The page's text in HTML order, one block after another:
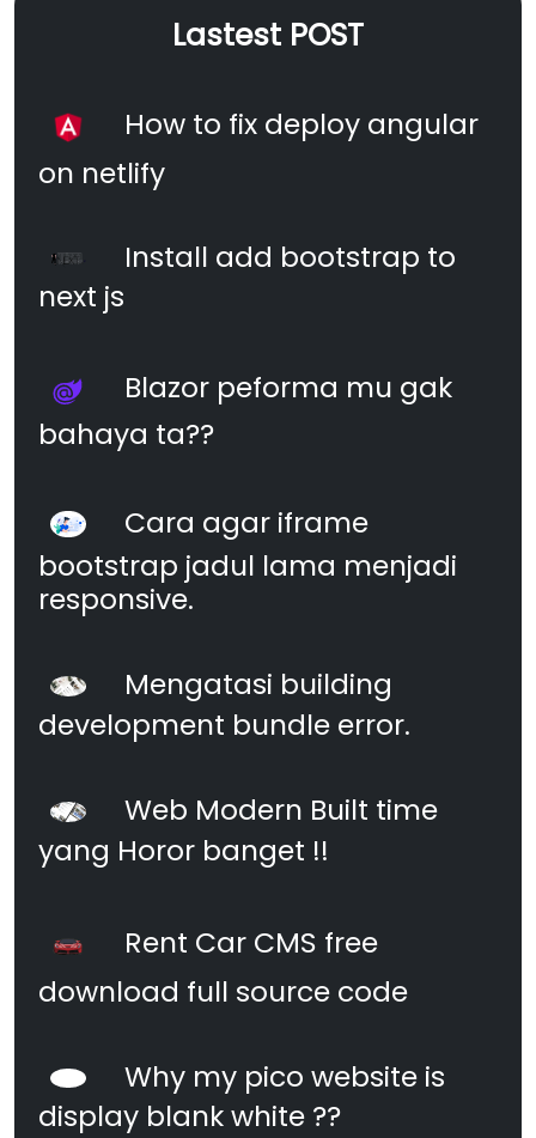
Lastest POST
How to fix deploy angular
on netlify
Install add bootstrap to
next js
Blazor peforma mu gak
bahaya ta??
Cara agar iframe
bootstrap jadul lama menjadi
responsive.
Mengatasi building
development bundle error.
Web Modern Built time
yang Horor banget !!
Rent Car CMS free
download full source code
Why my pico website is
display blank white ??